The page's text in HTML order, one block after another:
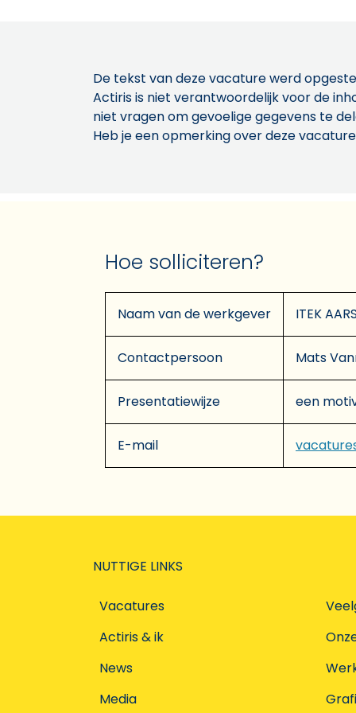
De tekst van deze vacature werd
Actiris is niet verantwoordelijk voor de
niet vragen om gevoelige gegevens te
Heb je een opmerking over deze
Hoe solliciteren?
Naam van de werkgever ITEK
Contactpersoon Mats
Presentatiewijze een
E-mail
NUTTIGE LINKS
Vacatures
Actiris & ik
News
Media